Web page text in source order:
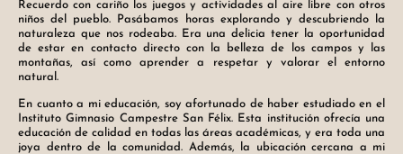
Recuerdo con cariño los juegos y actividades al aire libre con otros
niños del pueblo. Pasábamos horas explorando y descubriendo la
naturaleza que nos rodeaba. Era una delicia tener la oportunidad
de estar en contacto directo con la belleza de los campos y las
montañas, así como aprender a respetar y valorar el entorno
natural.
En cuanto a mi educación, soy afortunado de haber estudiado en el
Instituto Gimnasio Campestre San Félix. Esta institución ofrecía una
educación de calidad en todas las áreas académicas, y era toda una
joya dentro de la comunidad. Además, la ubicación cercana a mi